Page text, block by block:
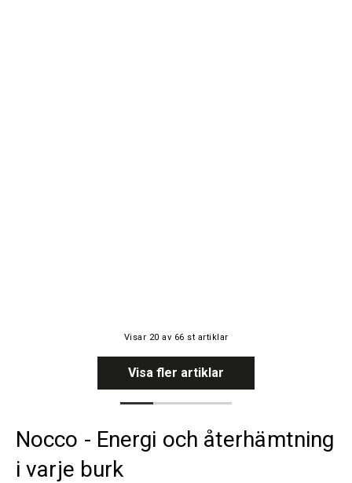
Nocco - Energi och återhämtning
i varje burk
Visar 20 av 66 st artiklar
Visa fler artiklar